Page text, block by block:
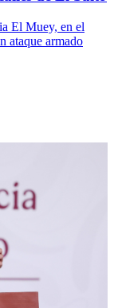
El Muey, en el
ataque armado